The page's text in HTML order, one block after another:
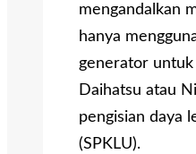
mengandalkan
hanya
generator
Daihatsu atau
pengisian daya
(SPKLU).